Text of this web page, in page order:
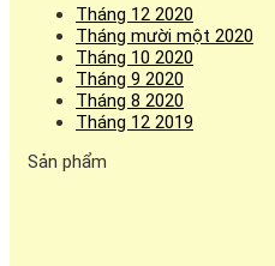
Tháng 12 2020
Tháng mười một 2020
Tháng 10 2020
Tháng 9 2020
Tháng 8 2020
Tháng 12 2019
Sản phẩm